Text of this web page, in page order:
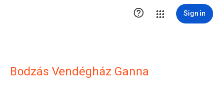
 Sign in
Bodzás Vendégház Ganna